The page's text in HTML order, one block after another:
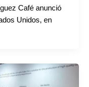
Café anunció
Unidos, en